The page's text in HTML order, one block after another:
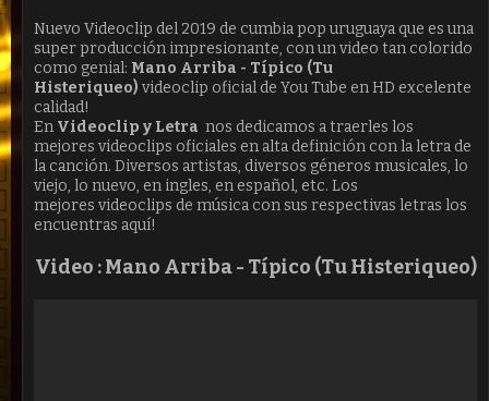
Nuevo Videoclip del 2019 de cumbia pop uruguaya que es una
super producción impresionante, con un video tan colorido
como genial: Mano Arriba - Típico (Tu
Histeriqueo) videoclip oficial de You Tube en HD excelente
calidad!
En Videoclip y Letra nos dedicamos a traerles los
mejores videoclips oficiales en alta definición con la letra de
la canción. Diversos artistas, diversos géneros musicales, lo
viejo, lo nuevo, en ingles, en español, etc. Los
mejores videoclips de música con sus respectivas letras los
encuentras aquí!
Video :Mano Arriba - Típico (Tu Histeriqueo)